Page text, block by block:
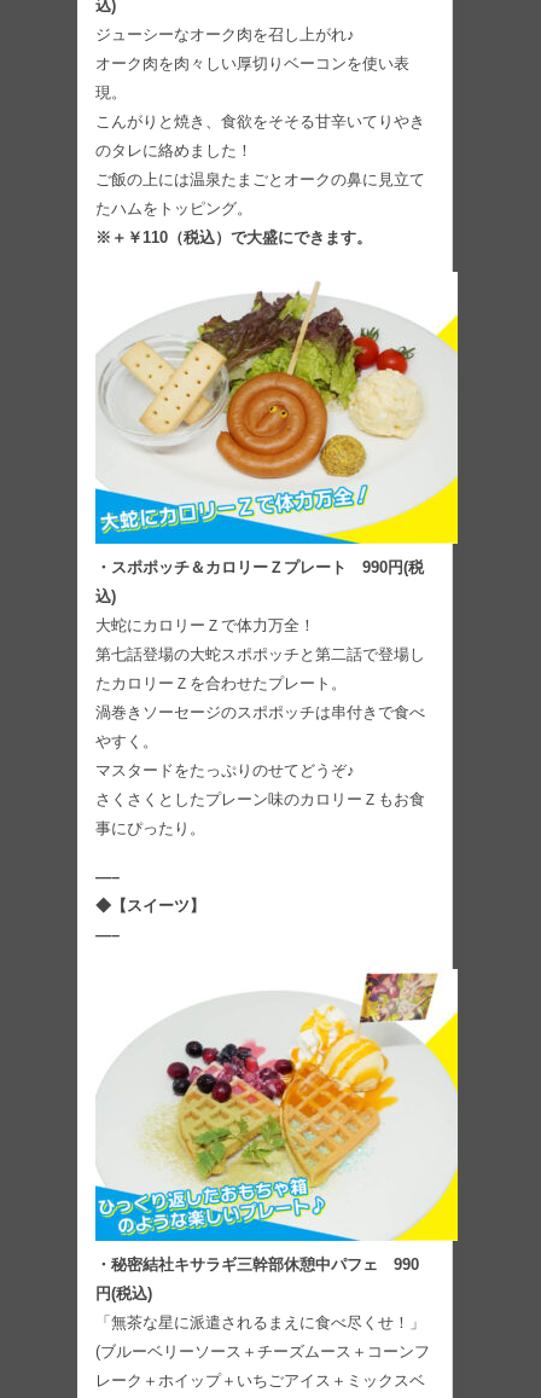
込)
ジューシーなオーク肉を召し上がれ♪
オーク肉を肉々しい厚切りベーコンを使い表
現。
こんがりと焼き、食欲をそそる甘辛いてりやき
のタレに絡めました！
ご飯の上には温泉たまごとオークの鼻に見立て
たハムをトッピング。
※＋￥110（税込）で大盛にできます。
・スポポッチ＆カロリーＺプレート 990円(税
込)
大蛇にカロリーＺで体力万全！
第七話登場の大蛇スポポッチと第二話で登場し
たカロリーＺを合わせたプレート。
渦巻きソーセージのスポポッチは串付きで食べ
やすく。
マスタードをたっぷりのせてどうぞ♪
さくさくとしたプレーン味のカロリーＺもお食
事にぴったり。
—–
◆【スイーツ】
—–
・秘密結社キサラギ三幹部休憩中パフェ 990
円(税込)
「無茶な星に派遣されるまえに食べ尽くせ！」
(ブルーベリーソース＋チーズムース＋コーンフ
レーク＋ホイップ＋いちごアイス＋ミックスベ